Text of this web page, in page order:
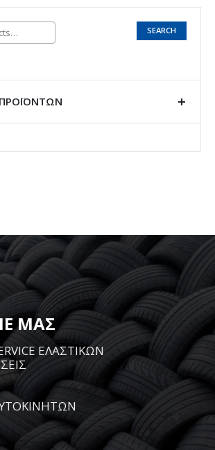
SEARCH
ΜΑΣ
ΕΛΑΣΤΙΚΩΝ